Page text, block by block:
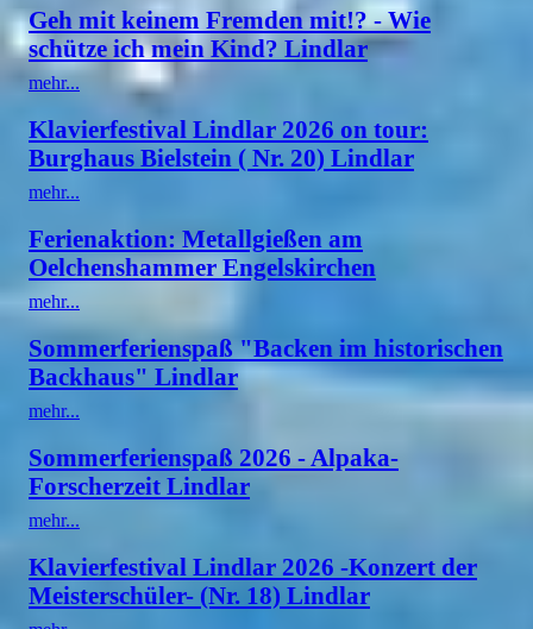
Geh mit keinem Fremden mit!? - Wie
schütze ich mein Kind? Lindlar
mehr...
Klavierfestival Lindlar 2026 on tour:
Burghaus Bielstein ( Nr. 20) Lindlar
mehr...
Ferienaktion: Metallgießen am
Oelchenshammer Engelskirchen
mehr...
Sommerferienspaß "Backen im historischen
Backhaus" Lindlar
mehr...
Sommerferienspaß 2026 - Alpaka-
Forscherzeit Lindlar
mehr...
Klavierfestival Lindlar 2026 -Konzert der
Meisterschüler- (Nr. 18) Lindlar